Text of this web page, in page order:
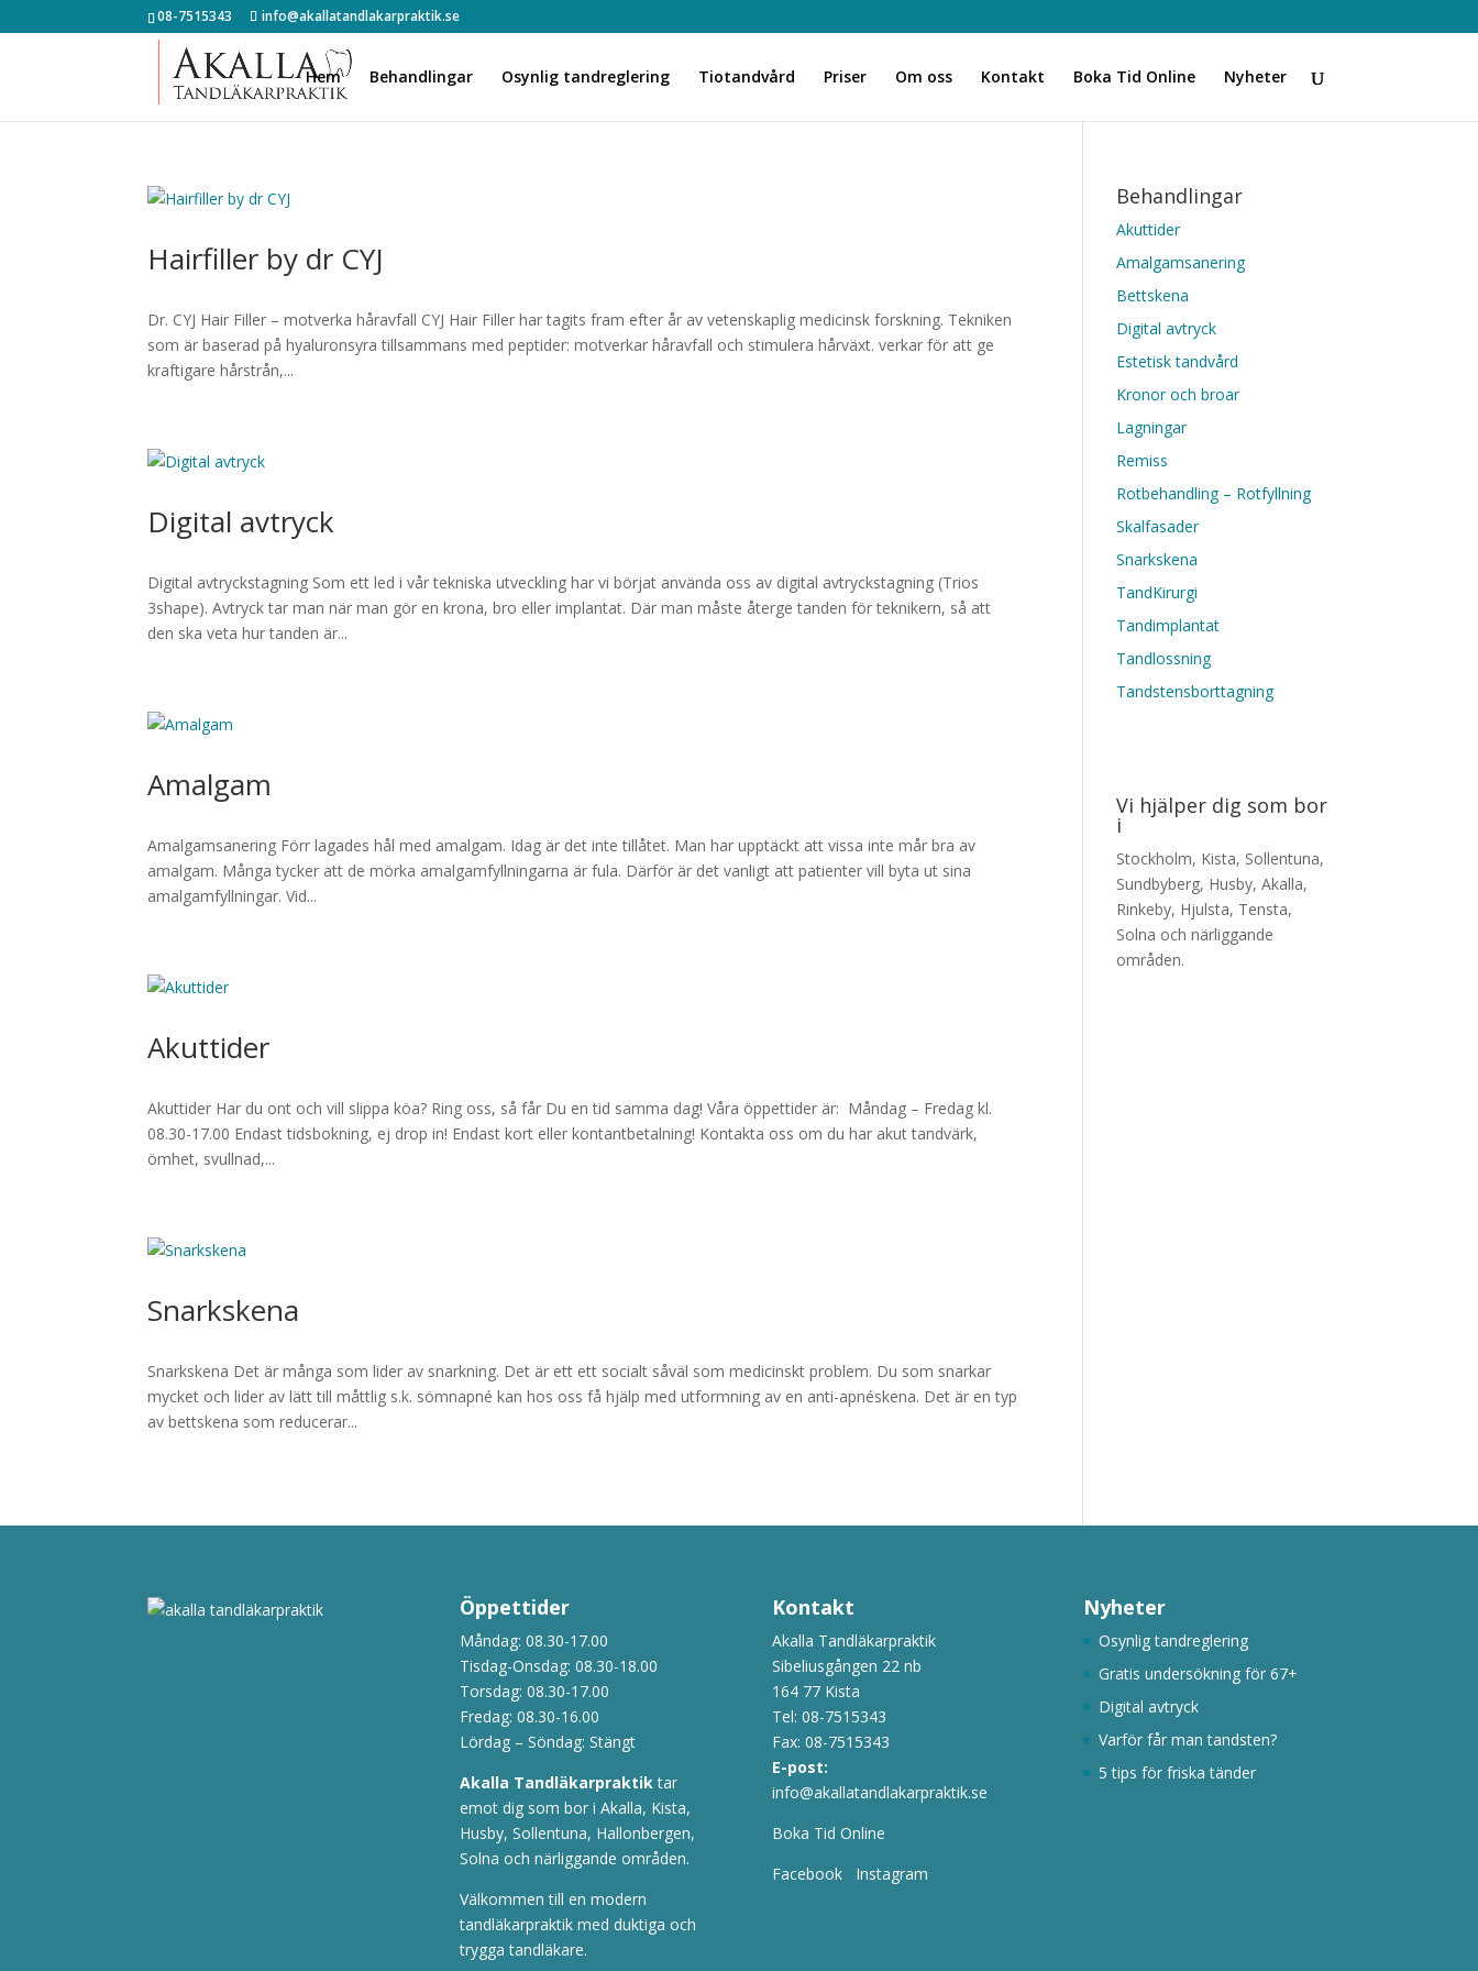
08-7515343 info@akallatandlakarpraktik.se
Hem Behandlingar Osynlig tandreglering Tiotandvård Priser Om oss Kontakt Boka Tid Online Nyheter
Hairfiller by dr CYJ
Dr. CYJ Hair Filler – motverka håravfall CYJ Hair Filler har tagits fram efter år av vetenskaplig medicinsk forskning. Tekniken
som är baserad på hyaluronsyra tillsammans med peptider: motverkar håravfall och stimulera hårväxt. verkar för att ge
kraftigare hårstrån,...
Digital avtryck
Digital avtryckstagning Som ett led i vår tekniska utveckling har vi börjat använda oss av digital avtryckstagning (Trios
3shape). Avtryck tar man när man gör en krona, bro eller implantat. Där man måste återge tanden för teknikern, så att
den ska veta hur tanden är...
Amalgam
Amalgamsanering Förr lagades hål med amalgam. Idag är det inte tillåtet. Man har upptäckt att vissa inte mår bra av
amalgam. Många tycker att de mörka amalgamfyllningarna är fula. Därför är det vanligt att patienter vill byta ut sina
amalgamfyllningar. Vid...
Akuttider
Akuttider Har du ont och vill slippa köa? Ring oss, så får Du en tid samma dag! Våra öppettider är: Måndag – Fredag kl.
08.30-17.00 Endast tidsbokning, ej drop in! Endast kort eller kontantbetalning! Kontakta oss om du har akut tandvärk,
ömhet, svullnad,...
Snarkskena
Snarkskena Det är många som lider av snarkning. Det är ett ett socialt såväl som medicinskt problem. Du som snarkar
mycket och lider av lätt till måttlig s.k. sömnapné kan hos oss få hjälp med utformning av en anti-apnéskena. Det är en typ
av bettskena som reducerar...
Behandlingar
Akuttider
Amalgamsanering
Bettskena
Digital avtryck
Estetisk tandvård
Kronor och broar
Lagningar
Remiss
Rotbehandling – Rotfyllning
Skalfasader
Snarkskena
TandKirurgi
Tandimplantat
Tandlossning
Tandstensborttagning
Vi hjälper dig som bor
i
Stockholm, Kista, Sollentuna,
Sundbyberg, Husby, Akalla,
Rinkeby, Hjulsta, Tensta,
Solna och närliggande
områden.
Öppettider
Måndag: 08.30-17.00
Tisdag-Onsdag: 08.30-18.00
Torsdag: 08.30-17.00
Fredag: 08.30-16.00
Lördag – Söndag: Stängt
Akalla Tandläkarpraktik tar
emot dig som bor i Akalla, Kista,
Husby, Sollentuna, Hallonbergen,
Solna och närliggande områden.
Välkommen till en modern
tandläkarpraktik med duktiga och
trygga tandläkare.
Kontakt
Akalla Tandläkarpraktik
Sibeliusgången 22 nb
164 77 Kista
Tel: 08-7515343
Fax: 08-7515343
E-post:
info@akallatandlakarpraktik.se
Boka Tid Online
Facebook
Instagram
Nyheter
Osynlig tandreglering
Gratis undersökning för 67+
Digital avtryck
Varför får man tandsten?
5 tips för friska tänder